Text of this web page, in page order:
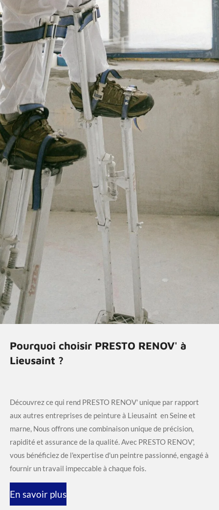
Pourquoi choisir PRESTO RENOV' à
Lieusaint ?
Découvrez ce qui rend PRESTO RENOV' unique par rapport
aux autres entreprises de peinture à Lieusaint en Seine et
marne, Nous offrons une combinaison unique de précision,
rapidité et assurance de la qualité. Avec PRESTO RENOV',
vous bénéficiez de l'expertise d'un peintre passionné, engagé à
fournir un travail impeccable à chaque fois.
En savoir plus